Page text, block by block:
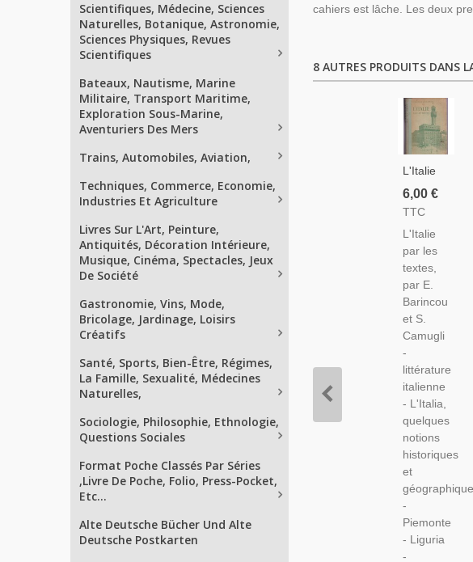
Scientifiques, Médecine, Sciences
Naturelles, Botanique, Astronomie,
Sciences Physiques, Revues
Scientifiques
Bateaux, Nautisme, Marine
Militaire, Transport Maritime,
Exploration Sous-Marine,
Aventuriers Des Mers
Trains, Automobiles, Aviation,
Techniques, Commerce, Economie,
Industries Et Agriculture
Livres Sur L'Art, Peinture,
Antiquités, Décoration Intérieure,
Musique, Cinéma, Spectacles, Jeux
De Société
Gastronomie, Vins, Mode,
Bricolage, Jardinage, Loisirs
Créatifs
Santé, Sports, Bien-Être, Régimes,
La Famille, Sexualité, Médecines
Naturelles,
Sociologie, Philosophie, Ethnologie,
Questions Sociales
Format Poche Classés Par Séries
,Livre De Poche, Folio, Press-Pocket,
Etc...
Alte Deutsche Bücher Und Alte
Deutsche Postkarten
cahiers est lâche. Les deux
8 AUTRES PRODUITS DANS
L'Italie
Par Les
Textes,
Et
Camugli,
1945 -
Manuels
D'italien,
Italie
6,00 €
TTC
L'Italie
par les
textes,
par E.
Barincou
et S.
Camugli
-
littérature
italienne
- L'Italia,
quelques
notions
historiques
et
-
Piemonte
- Liguria
-